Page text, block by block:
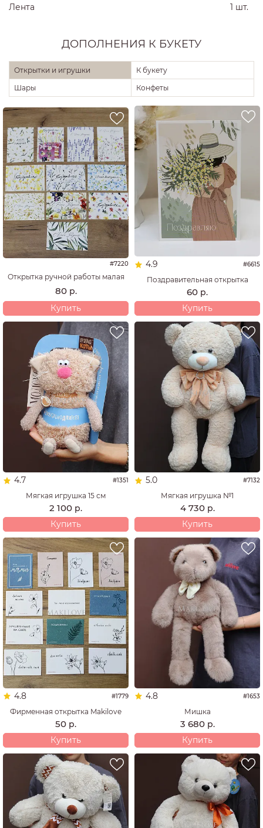
Лента
1 шт.
ДОПОЛНЕНИЯ К БУКЕТУ
Открытки и игрушки
К букету
Шары
Конфеты
#7220
Открытка ручной работы малая
80 р.
Купить
4.9 #6615
Поздравительная открытка
60 р.
Купить
4.7 #1351
Мягкая игрушка 15 см
2 100 р.
Купить
5.0 #7132
Мягкая игрушка №1
4 730 р.
Купить
4.8 #1779
Фирменная открытка Makilove
50 р.
Купить
4.8 #1653
Мишка
3 680 р.
Купить